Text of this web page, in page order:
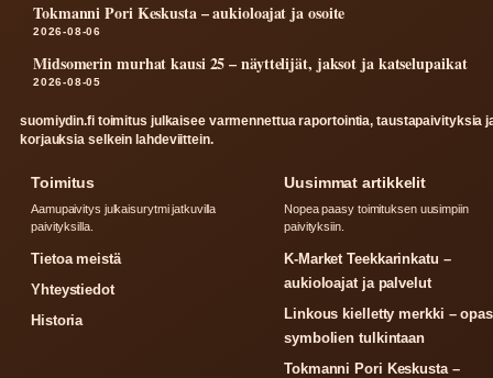
Tokmanni Pori Keskusta – aukioloajat ja osoite
2026-08-06
Midsomerin murhat kausi 25 – näyttelijät, jaksot ja katselupaikat
2026-08-05
suomiydin.fi toimitus julkaisee varmennettua raportointia, taustapaivityksia
korjauksia selkein lahdeviittein.
Toimitus
Aamupaivitys julkaisurytmi jatkuvilla
paivityksilla.
Tietoa meistä
Yhteystiedot
Historia
Uusimmat artikkelit
Nopea paasy toimituksen uusimpiin
paivityksiin.
K-Market Teekkarinkatu –
aukioloajat ja palvelut
Linkous kielletty merkki – opas
symbolien tulkintaan
Tokmanni Pori Keskusta –